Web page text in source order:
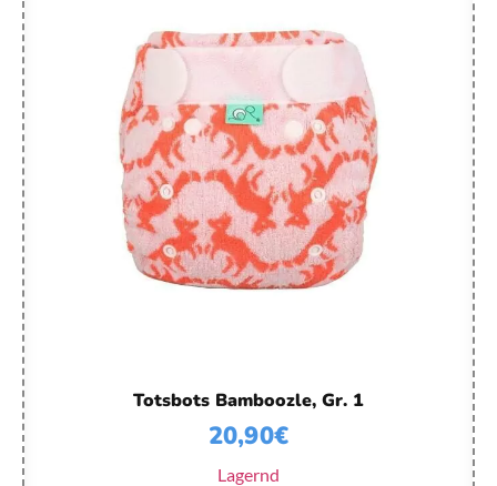
Totsbots Bamboozle, Gr. 1
20,90€
Lagernd